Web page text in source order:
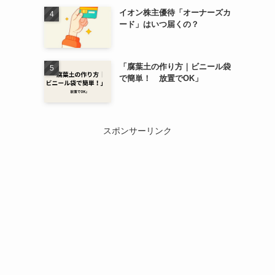
イオン株主優待「オーナーズカ
ード」はいつ届くの？
「腐葉土の作り方｜ビニール袋
で簡単！ 放置でOK」
スポンサーリンク